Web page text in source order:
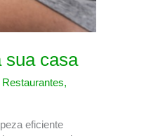
sua casa
Restaurantes,
eficiente